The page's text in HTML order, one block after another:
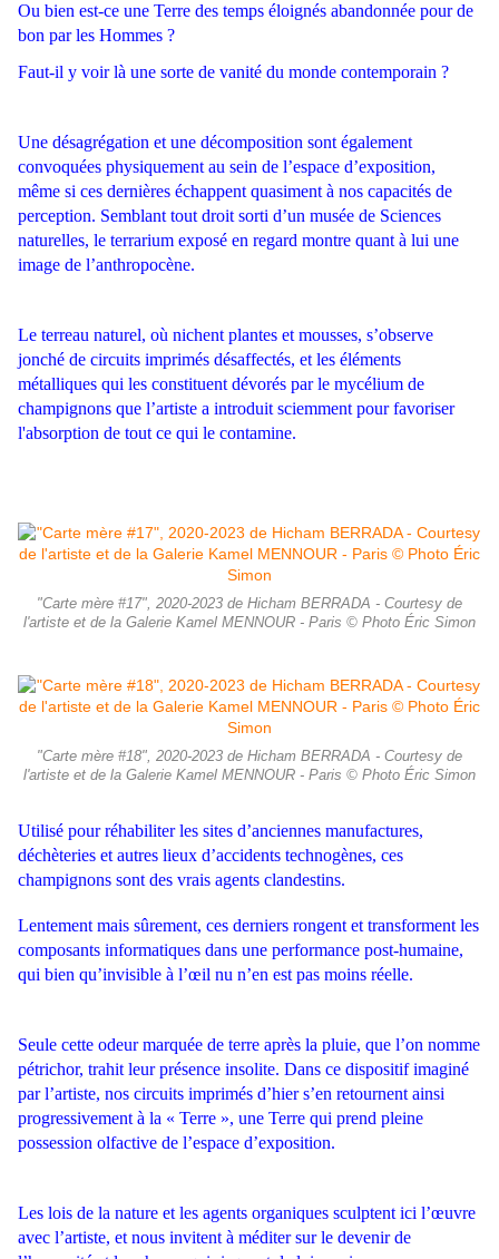
Ou bien est-ce une Terre des temps éloignés abandonnée pour de
bon par les Hommes ?
Faut-il y voir là une sorte de vanité du monde contemporain ?
Une désagrégation et une décomposition sont également
convoquées physiquement au sein de l’espace d’exposition,
même si ces dernières échappent quasiment à nos capacités de
perception. Semblant tout droit sorti d’un musée de Sciences
naturelles, le terrarium exposé en regard montre quant à lui une
image de l’anthropocène.
Le terreau naturel, où nichent plantes et mousses, s’observe
jonché de circuits imprimés désaffectés, et les éléments
métalliques qui les constituent dévorés par le mycélium de
champignons que l’artiste a introduit sciemment pour favoriser
l'absorption de tout ce qui le contamine.
"Carte mère #17", 2020-2023 de Hicham BERRADA - Courtesy de
l'artiste et de la Galerie Kamel MENNOUR - Paris © Photo Éric Simon
"Carte mère #18", 2020-2023 de Hicham BERRADA - Courtesy de
l'artiste et de la Galerie Kamel MENNOUR - Paris © Photo Éric Simon
Utilisé pour réhabiliter les sites d’anciennes manufactures,
déchèteries et autres lieux d’accidents technogènes, ces
champignons sont des vrais agents clandestins.
Lentement mais sûrement, ces derniers rongent et transforment les
composants informatiques dans une performance post-humaine,
qui bien qu’invisible à l’œil nu n’en est pas moins réelle.
Seule cette odeur marquée de terre après la pluie, que l’on nomme
pétrichor, trahit leur présence insolite. Dans ce dispositif imaginé
par l’artiste, nos circuits imprimés d’hier s’en retournent ainsi
progressivement à la « Terre », une Terre qui prend pleine
possession olfactive de l’espace d’exposition.
Les lois de la nature et les agents organiques sculptent ici l’œuvre
avec l’artiste, et nous invitent à méditer sur le devenir de